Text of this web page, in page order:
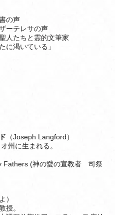
の声
ーテレサの声
たちと霊的文筆家
渇いている」
（Joseph Langford）
州に生まれる。
Fathers (神の愛の宣教者 司祭
）
授。